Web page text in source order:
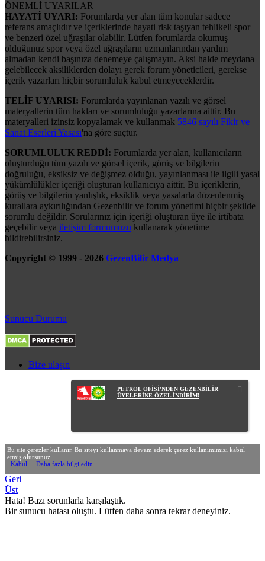
ÖNEMLİ UYARILAR
HAYATİ UYARI: Forumlarda yer alan tüm konular sadece
referans amaçlıdır ve içeriklerinde hayati risk taşıyan tehlikeli spor
ve benzeri özel uğraşılar olabilir. Lütfen forumlarda okumuş
olduğunuz spor veya özel uğraşıların uzmanlarından yardım
almadan kendi başınıza denemeye çalışmayın. Aksi halde meydana
gelebilecek aksiliklerden dolayı gerek forum yöneticileri, gerekse
içerik yazarları hiçbir sorumluluk kabul etmeyeceklerdir.
TELİF UYARISI: Forumlarda yayınlanan yazılı ve görsel
materyallerin tüm hakları ve sorumluluğu yazarlarına aittir. Bu
materyalleri izinsiz kopyalamak ve kullanmak 5846 sayılı Fikir ve
Sanat Eserleri Yasası'na göre suçtur.
SORUMLULUK REDDİ: Forumlarda yer alan, kullanıcıların
oluşturduğu tüm yazılı ve görsel içerik, görüş ve bilgilerin
doğruluğu, eksiksiz ve değişmez olduğu, yayınlanması ile ilgili yasal
yükümlülükler içeriği oluşturan kullanıcıya aittir. Bu içeriklerin,
görüş ve bilgilerin yanlışlık, eksiklik veya yasalarla düzenlenmiş
kurallara aykırılığından Gezenbilir ve forum yönetimi hiçbir şekilde
sorumlu değildir. Sorularınız için içeriği oluşturan üye ile irtibata
geçebilir veya iletişim formumuzu kullanarak yönetime
bildirebilirsiniz.
Copyright © 1999 - 2026 GezenBilir Medya
Sunucu Durumu
Bize ulaşın
PETROL OFİSİ'NDEN GEZENBİLİR
ÜYELERİNE ÖZEL İNDİRİM!
Bu site çerezler kullanır. Bu siteyi kullanmaya devam ederek çerez kullanımımızı kabul
etmiş olursunuz.
Kabul
Daha fazla bilgi edin…
Geri
Üst
Hata! Bazı sorunlarla karşılaştık.
Bir sunucu hatası oluştu. Lütfen daha sonra tekrar deneyiniz.